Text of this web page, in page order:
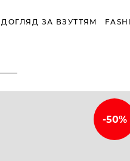
ДОГЛЯД ЗА ВЗУТТЯМ